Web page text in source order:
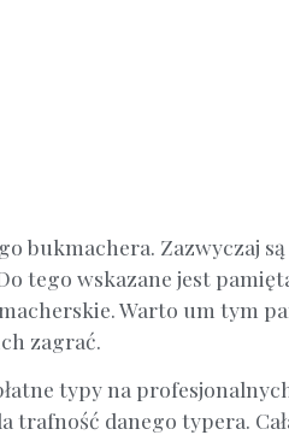
bukmachera. Zazwyczaj
tego wskazane jest
Warto um tym
zagrać.
typy na
danego typera.